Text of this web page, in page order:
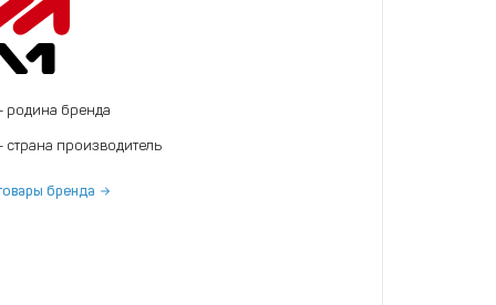
родина бренда
страна производитель
бренда